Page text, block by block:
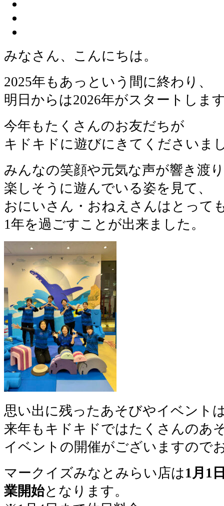
みなさん、こんにちは。
2025年もあっという間に終わり、
明日からは2026年がスタートしま
今年もたくさんのお友だちが
キドキドに遊びにきてくださいま
みんなの笑顔や元気な声が響き渡
楽しそうに遊んでいる姿を見て、
おにいさん・おねえさんはとって
1年を過ごすことが出来ました。
思い出に残ったあそびやイベント
来年もキドキドではたくさんのあ
イベントの開催がございますので
マークイズみなとみらい店は1月1
業開始となります。